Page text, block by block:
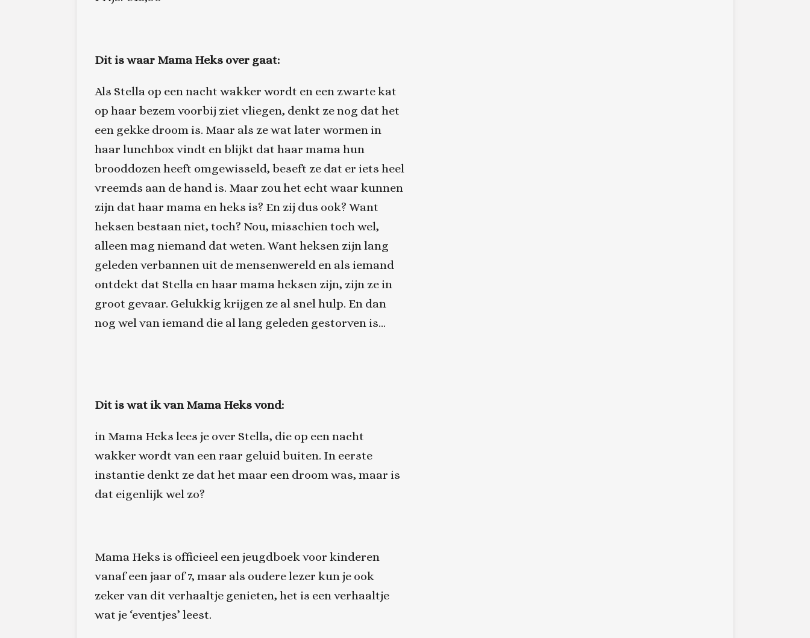
Dit is waar Mama Heks over gaat:
Als Stella op een nacht wakker wordt en een zwarte kat
op haar bezem voorbij ziet vliegen, denkt ze nog dat het
een gekke droom is. Maar als ze wat later wormen in
haar lunchbox vindt en blijkt dat haar mama hun
brooddozen heeft omgewisseld, beseft ze dat er iets heel
vreemds aan de hand is. Maar zou het echt waar kunnen
zijn dat haar mama en heks is? En zij dus ook? Want
heksen bestaan niet, toch? Nou, misschien toch wel,
alleen mag niemand dat weten. Want heksen zijn lang
geleden verbannen uit de mensenwereld en als iemand
ontdekt dat Stella en haar mama heksen zijn, zijn ze in
groot gevaar. Gelukkig krijgen ze al snel hulp. En dan
nog wel van iemand die al lang geleden gestorven is...
Dit is wat ik vanMama Heksvond:
in Mama Heks lees je over Stella, die op een nacht
wakker wordt van een raar geluid buiten. In eerste
instantie denkt ze dat het maar een droom was, maar is
dat eigenlijk wel zo?
Mama Heks is officieel een jeugdboek voor kinderen
vanaf een jaar of 7, maar als oudere lezer kun je ook
zeker van dit verhaaltje genieten, het is een verhaaltje
wat je ‘eventjes’ leest.